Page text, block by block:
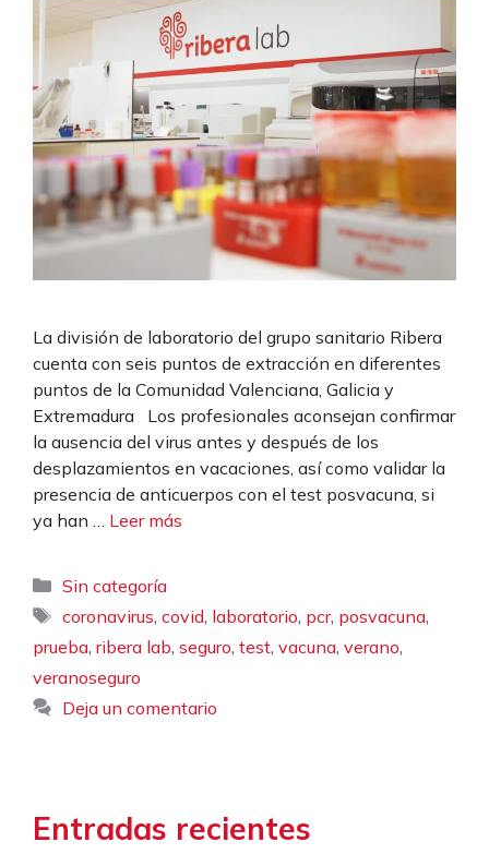
La división de laboratorio del grupo sanitario Ribera
cuenta con seis puntos de extracción en diferentes
puntos de la Comunidad Valenciana, Galicia y
Extremadura Los profesionales aconsejan confirmar
la ausencia del virus antes y después de los
desplazamientos en vacaciones, así como validar la
presencia de anticuerpos con el test posvacuna, si
ya han … Leer más
Categorías
Sin categoría
Etiquetas
coronavirus,covid, laboratorio, pcr, posvacuna,
prueba, ribera lab, seguro, test, vacuna, verano,
veranoseguro
Deja un comentario
Entradas recientes